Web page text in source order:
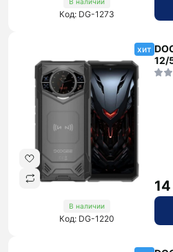
Код: DG-1273
хит
В наличии
Код: DG-1220
12/